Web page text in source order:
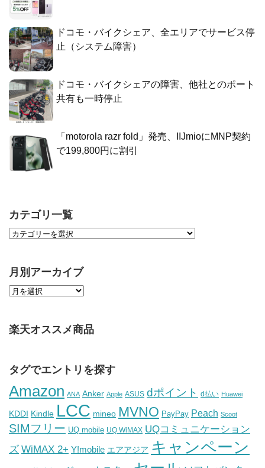
ドコモ・バイクシェア、全エリアでサービス停
止（システム障害）
ドコモ・バイクシェアの障害、他社とのポート
共有も一時停止
「motorola razr fold」発売、IIJmioにMNP契約
で199,800円に割引
カテゴリ一覧
月別アーカイブ
楽天オススメ商品
タグでエントリを探す
Amazon ANA Anker Apple ASUS dポイント d払い Huawei
KDDI Kindle LCC mineo MVNO PayPay Peach Scoot
SIMフリー UQ mobile UQ WiMAX UQコミュニケーション
ズ WiMAX 2+ Y!mobile エアアジア キャンペーン